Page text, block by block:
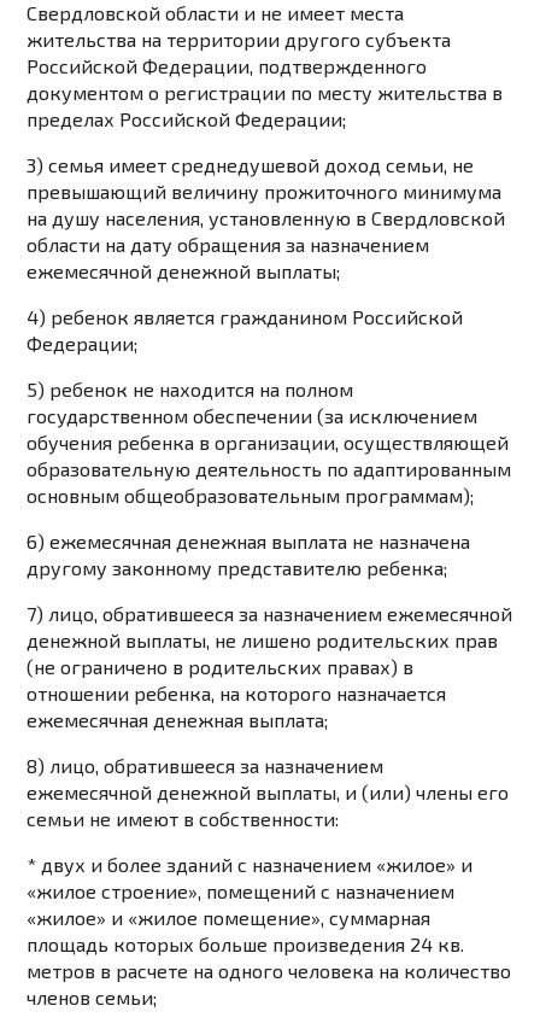
Свердловской области и не имеет места
жительства на территории другого субъекта
Российской Федерации, подтвержденного
документом о регистрации по месту жительства в
пределах Российской Федерации;
3) семья имеет среднедушевой доход семьи, не
превышающий величину прожиточного минимума
на душу населения, установленную в Свердловской
области на дату обращения за назначением
ежемесячной денежной выплаты;
4) ребенок является гражданином Российской
Федерации;
5) ребенок не находится на полном
государственном обеспечении (за исключением
обучения ребенка в организации, осуществляющей
образовательную деятельность по адаптированным
основным общеобразовательным программам);
6) ежемесячная денежная выплата не назначена
другому законному представителю ребенка;
7) лицо, обратившееся за назначением ежемесячной
денежной выплаты, не лишено родительских прав
(не ограничено в родительских правах) в
отношении ребенка, на которого назначается
ежемесячная денежная выплата;
8) лицо, обратившееся за назначением
ежемесячной денежной выплаты, и (или) члены его
семьи не имеют в собственности:
* двух и более зданий с назначением «жилое» и
«жилое строение», помещений с назначением
«жилое» и «жилое помещение», суммарная
площадь которых больше произведения 24 кв.
метров в расчете на одного человека на количество
членов семьи;